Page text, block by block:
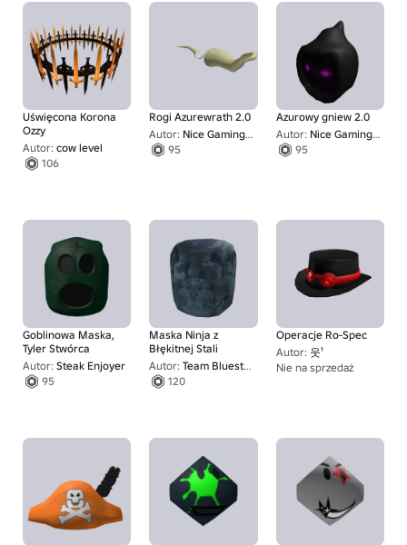
Uświęcona Korona
Ozzy
Autor: cow level
106
Rogi Azurewrath 2.0
Autor: Nice Gaming Team
95
Azurowy gniew 2.0
Autor: Nice Gaming Team
95
Goblinowa Maska,
Tyler Stwórca
Autor: Steak Enjoyer
95
Maska Ninja z
Błękitnej Stali
Autor: Team Bluesteel
120
Operacje Ro-Spec
Autor: 웃¹
Nie na sprzedaż